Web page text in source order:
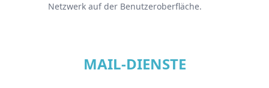
Netzwerk auf der Benutzeroberfläche.
MAIL-DIENSTE